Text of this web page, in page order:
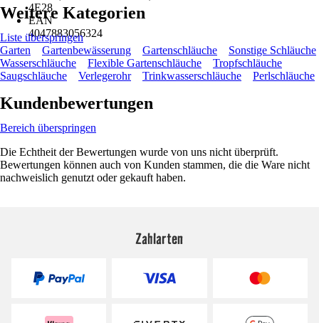
4E28
EAN
4047883056324
Weitere Kategorien
Liste überspringen
Garten
Gartenbewässerung Gartenschläuche
Sonstige Schläuche
Wasserschläuche
Flexible Gartenschläuche
Tropfschläuche
Saugschläuche
Verlegerohr Trinkwasserschläuche Perlschläuche
Kundenbewertungen
Bereich überspringen
Die Echtheit der Bewertungen wurde von uns nicht überprüft.
Bewertungen können auch von Kunden stammen, die die Ware nicht
nachweislich genutzt oder gekauft haben.
Zahlarten